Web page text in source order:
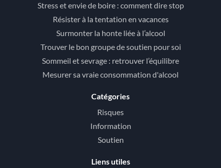
Stress et envie de boire : comment dire stop
Résister à la tentation en vacances
Surmonter la honte liée à l’alcool
Trouver le bon groupe de soutien pour soi
Sommeil et sevrage : retrouver l’équilibre
Mesurer sa vraie consommation d'alcool
Catégories
Risques
Information
Soutien
Liens utiles